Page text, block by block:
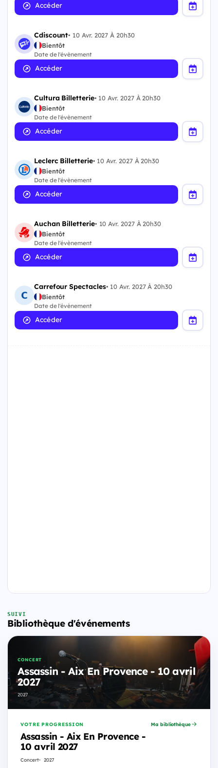
Accéder
Cdiscount• 10 Avr. 2027 À 20h30
Bientôt
Date de l'évènement
Accéder
Cultura Billetterie• 10 Avr. 2027 À 20h30
Bientôt
Date de l'évènement
Accéder
Leclerc Billetterie• 10 Avr. 2027 À 20h30
Bientôt
Date de l'évènement
Accéder
Auchan Billetterie• 10 Avr. 2027 À 20h30
Bientôt
Date de l'évènement
Accéder
Carrefour Spectacles• 10 Avr. 2027 À 20h30
Bientôt
Date de l'évènement
Accéder
SUIVI
Bibliothèque d'événements
CONCERT
Assassin - Aix En Provence - 10 avril
2027
2027
VOTRE PROGRESSION
Assassin - Aix En Provence -
10 avril 2027
Concert 2027
Ma bibliothèque